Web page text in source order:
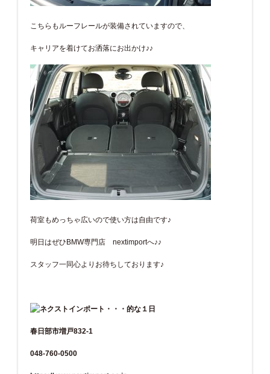
こちらもルーフレールが装備されていますので、
キャリアを着けてお洒落にお出かけ♪♪
荷室もめっちゃ広いので使い方は自由です♪
明日はぜひBMW専門店 nextimportへ♪♪
スタッフ一同心よりお待ちしております♪
春日部市増戸832-1
048-760-0500